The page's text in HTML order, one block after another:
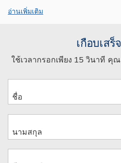
อ่านเพิ่มเติม
เกือบเสร็
ใช้เวลากรอกเพียง 15 วินาที คุ